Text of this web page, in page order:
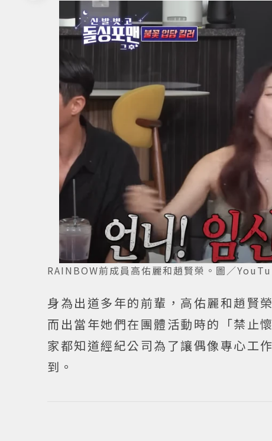
RAINBOW前成員高佑麗和趙賢榮。圖／
身為出道多年的前輩，高佑麗和趙賢
而出當年她們在團體活動時的「禁止
家都知道經紀公司為了讓偶像專心工
到。